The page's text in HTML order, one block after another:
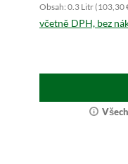
Obsah: 0.3 Litr (103,30
včetně DPH, bez